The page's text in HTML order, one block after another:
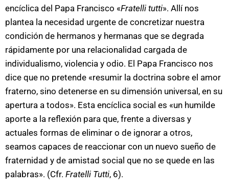
encíclica del Papa Francisco «Fratelli tutti». Allí nos
plantea la necesidad urgente de concretizar nuestra
condición de hermanos y hermanas que se degrada
rápidamente por una relacionalidad cargada de
individualismo, violencia y odio. El Papa Francisco nos
dice que no pretende «resumir la doctrina sobre el amor
fraterno, sino detenerse en su dimensión universal, en su
apertura a todos». Esta encíclica social es «un humilde
aporte a la reflexión para que, frente a diversas y
actuales formas de eliminar o de ignorar a otros,
seamos capaces de reaccionar con un nuevo sueño de
fraternidad y de amistad social que no se quede en las
palabras». (Cfr. Fratelli Tutti, 6).